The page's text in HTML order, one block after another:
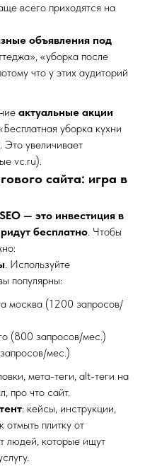
всего приходятся на
объявления под
«уборка после
что у этих аудиторий
актуальные акции
уборка кухни
Это увеличивает
vc.ru).
сайта: игра в
SEO — это инвестиция в
бесплатно. Чтобы
. Используйте
популярны:
москва (1200 запросов/
(800 запросов/мес.)
мес.)
мета-теги, alt-теги на
про что сайт.
: кейсы, инструкции,
плитку от
людей, которые ищут